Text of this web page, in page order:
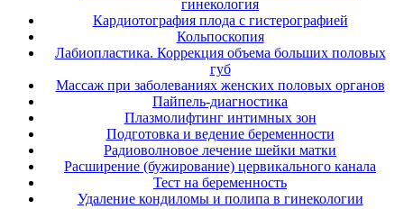
гинекология
Кардиотография плода с гистерографией
Кольпоскопия
Лабиопластика. Коррекция объема больших половых
губ
Массаж при заболеваниях женских половых органов
Пайпель-диагностика
Плазмолифтинг интимных зон
Подготовка и ведение беременности
Радиоволновое лечение шейки матки
Расширение (бужирование) цервикального канала
Тест на беременность
Удаление кондиломы и полипа в гинекологии